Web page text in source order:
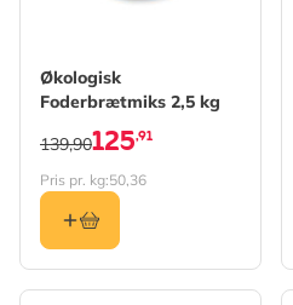
Økologisk
Foderbrætmiks 2,5 kg
125,91
139,90
Pris pr. kg:50,36